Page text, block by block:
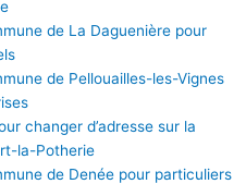
de La Daguenière pour
de Pellouailles-les-Vignes
changer d’adresse sur la
la-Potherie
de Denée pour particuliers